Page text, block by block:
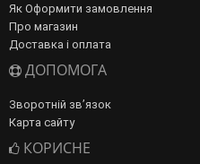
Як Оформити замовлення
Про магазин
Доставка і оплата
ДОПОМОГА
Зворотній зв’язок
Карта сайту
КОРИСНЕ